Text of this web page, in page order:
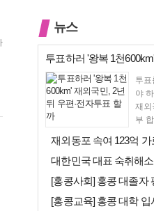
뉴스
투
야
재외
부